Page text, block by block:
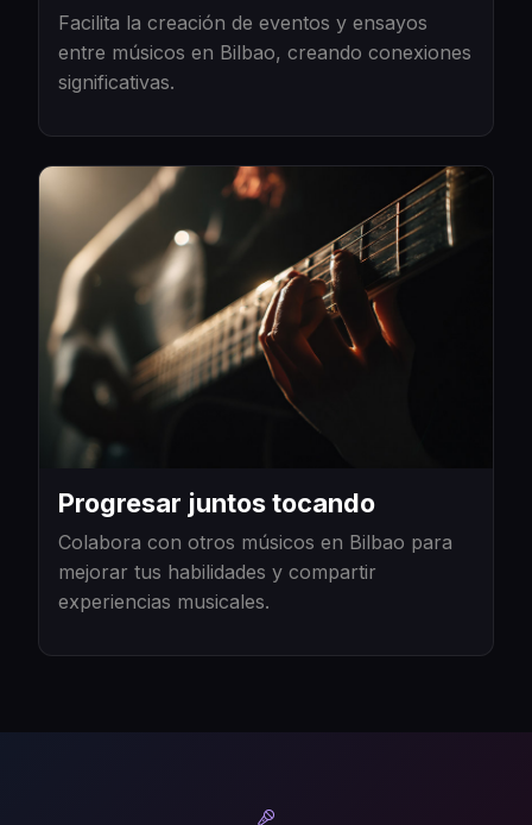
Facilita la creación de eventos y ensayos
entre músicos en Bilbao, creando conexiones
significativas.
Progresar juntos tocando
Colabora con otros músicos en Bilbao para
mejorar tus habilidades y compartir
experiencias musicales.